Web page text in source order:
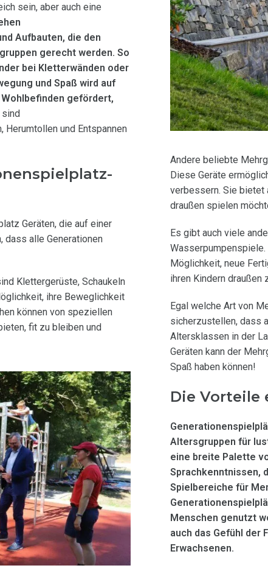
sein, aber auch eine
Aufbauten, die den
gerecht werden. So
bei Kletterwänden oder
und Spaß wird auf
gefördert,
sind
und Entspannen
Geräten, die auf einer
dass alle Generationen
Klettergerüste, Schaukeln
ihre Beweglichkeit
können von speziellen
fit zu bleiben und
Andere beliebte
Diese Geräte
verbessern. Sie bietet
draußen spielen
Es gibt auch viele
Möglichkeit, neue
ihren Kindern draußen
Egal welche Art von
sicherzustellen, dass
Altersklassen in der
Geräten kann der
Spaß haben können!
Die Vorteile
Altersgruppen für
eine breite Palette
Sprachkenntnissen,
Spielbereiche für
Menschen genutzt
auch das Gefühl der
Erwachsenen.